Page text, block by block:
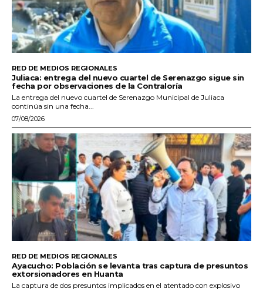
RED DE MEDIOS REGIONALES
Juliaca: entrega del nuevo cuartel de Serenazgo sigue sin
fecha por observaciones de la Contraloría
La entrega del nuevo cuartel de Serenazgo Municipal de Juliaca
continúa sin una fecha...
07/08/2026
RED DE MEDIOS REGIONALES
Ayacucho: Población se levanta tras captura de presuntos
extorsionadores en Huanta
La captura de dos presuntos implicados en el atentado con explosivo